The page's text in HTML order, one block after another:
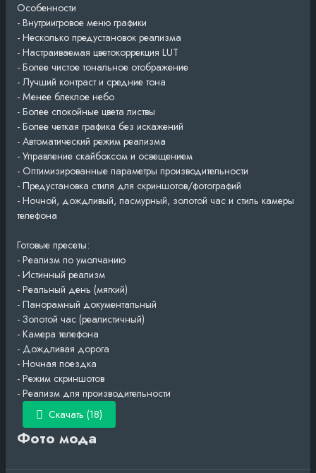
Особенности
- Внутриигровое меню графики
- Несколько предустановок реализма
- Настраиваемая цветокоррекция LUT
- Более чистое тональное отображение
- Лучший контраст и средние тона
- Менее блеклое небо
- Более спокойные цвета листвы
- Более четкая графика без искажений
- Автоматический режим реализма
- Управление скайбоксом и освещением
- Оптимизированные параметры производительности
- Предустановка стиля для скриншотов/фотографий
- Ночной, дождливый, пасмурный, золотой час и стиль камеры
телефона
Готовые пресеты:
- Реализм по умолчанию
- Истинный реализм
- Реальный день (мягкий)
- Панорамный документальный
- Золотой час (реалистичный)
- Камера телефона
- Дождливая дорога
- Ночная поездка
- Режим скриншотов
- Реализм для производительности
Скачать (18)
Фото мода